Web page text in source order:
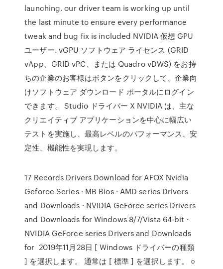
launching, our driver team is working up until
the last minute to ensure every performance
tweak and bug fix is included NVIDIA 仮想 GPU
ユーザー. vGPU ソフトウェア ライセンス (GRID
vApp、GRID vPC、または Quadro vDWS) をお持
ちの企業のお客様はボタンをクリックして、企業向
けソフトウェア ダウンロード ポータルにログイン
できます。 Studio ドライバー X NVIDIA は、主な
クリエイティブ アプリケーションを中心に幅広い
テストを実施し、最高レベルのパフォーマンス、安
定性、機能性を実現します。
17 Records Drivers Download for AFOX Nvidia
Geforce Series · MB Bios · AMD series Drivers
and Downloads · NVIDIA GeForce series Drivers
and Downloads for Windows 8/7/Vista 64-bit ·
NVIDIA GeForce series Drivers and Downloads
for 2019年11月28日 [ Windows ドライバーの種類
] を選択します。 通常は [ 標準 ] を選択します。 ○